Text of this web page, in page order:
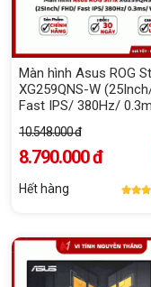
Màn hình Asus ROG
XG259QNS-W
Fast IPS/ 380Hz/
10.548.000 đ
8.790.000 đ
Hết hàng